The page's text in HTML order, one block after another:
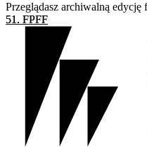
Przeglądasz archiwalną
51. FPFF